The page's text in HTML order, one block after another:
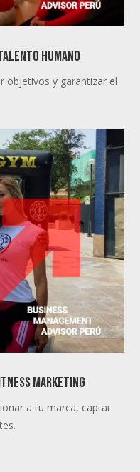
HUMANO
objetivos y garantizar el
MARKETING
a tu marca, captar